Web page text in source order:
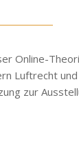
Online-
Luftrecht
zur